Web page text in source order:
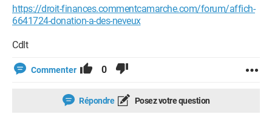
https://droit-finances.commentcamarche.com/forum/affich-
6641724-donation-a-des-neveux
Cdlt
Commenter 0
Répondre Posez votre question